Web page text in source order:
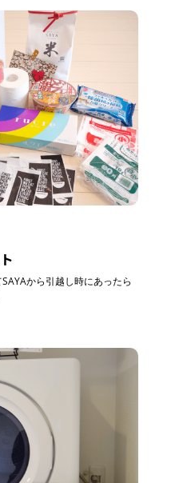
から引越し時にあったら